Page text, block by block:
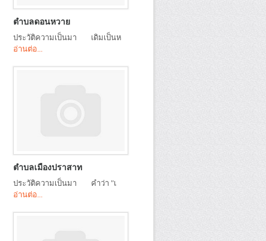
ตำบลดอนหวาย
ประวัติความเป็นมา เดิมเป็นห
อ่านต่อ...
ตำบลเมืองปราสาท
ประวัติความเป็นมา คำว่า "เ
อ่านต่อ...